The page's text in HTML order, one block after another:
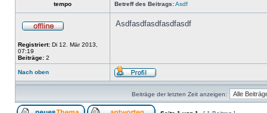
tempo Betreff des Beitrags:Asdf
Registriert: Di 12. Mär 2013,
07:19
Beiträge: 2
Asdfasdfasdfasdfasdf
Nach oben
Beiträge der letzten Zeit anzeigen: